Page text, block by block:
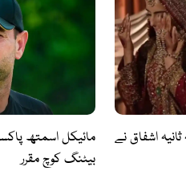
اشفاق نے
مائیکل اسمتھ
بیٹنگ کوچ مقرر